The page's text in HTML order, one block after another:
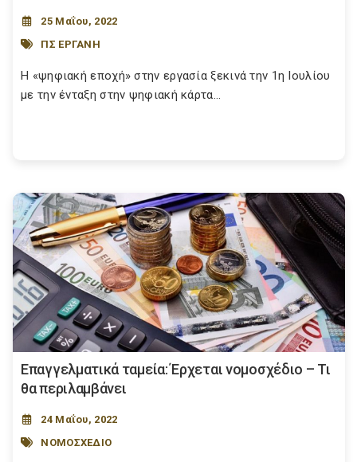
25 Μαΐου, 2022
ΠΣ ΕΡΓΑΝΗ
Η «ψηφιακή εποχή» στην εργασία ξεκινά την 1η Ιουλίου
με την ένταξη στην ψηφιακή κάρτα...
Επαγγελματικά ταμεία: Έρχεται νομοσχέδιο – Τι
θα περιλαμβάνει
24 Μαΐου, 2022
ΝΟΜΟΣΧΕΔΙΟ